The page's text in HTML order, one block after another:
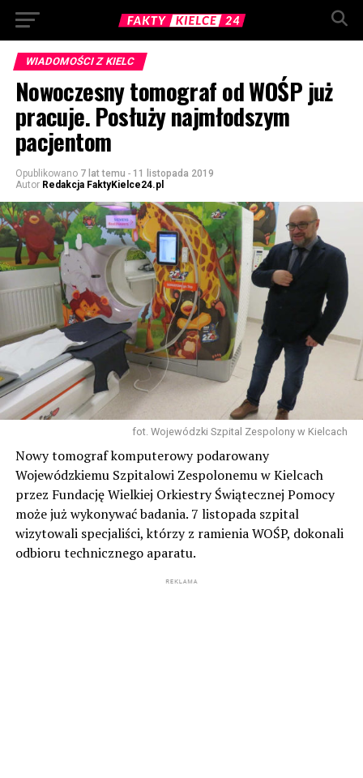
WIADOMOŚCI Z KIELC
Nowoczesny tomograf od WOŚP już
pracuje. Posłuży najmłodszym
pacjentom
Opublikowano 7 lat temu - 11 listopada 2019
Autor Redakcja FaktyKielce24.pl
fot. Wojewódzki Szpital Zespolony w Kielcach
Nowy tomograf komputerowy podarowany
Wojewódzkiemu Szpitalowi Zespolonemu w Kielcach
przez Fundację Wielkiej Orkiestry Świątecznej Pomocy
może już wykonywać badania. 7 listopada szpital
wizytowali specjaliści, którzy z ramienia WOŚP, dokonali
odbioru technicznego aparatu.